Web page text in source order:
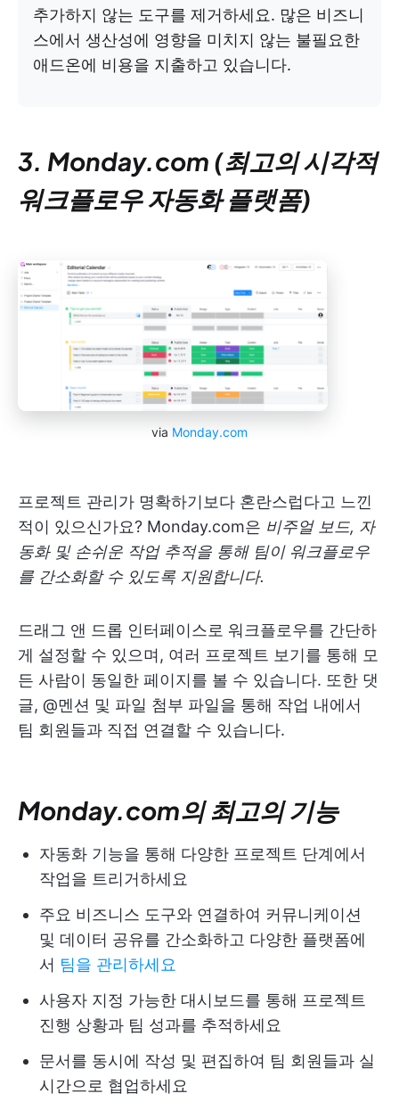
추가하지 않는 도구를 제거하세요. 많은 비즈니
스에서 생산성에 영향을 미치지 않는 불필요한
애드온에 비용을 지출하고 있습니다.
3. Monday.com (최고의 시각적
워크플로우 자동화 플랫폼)
via Monday.com
프로젝트 관리가 명확하기보다 혼란스럽다고 느낀
적이 있으신가요? Monday.com은 비주얼 보드, 자
동화 및 손쉬운 작업 추적을 통해 팀이 워크플로우
를 간소화할 수 있도록 지원합니다.
드래그 앤 드롭 인터페이스로 워크플로우를 간단하
게 설정할 수 있으며, 여러 프로젝트 보기를 통해 모
든 사람이 동일한 페이지를 볼 수 있습니다. 또한 댓
글, @멘션 및 파일 첨부 파일을 통해 작업 내에서
팀 회원들과 직접 연결할 수 있습니다.
Monday.com의 최고의 기능
자동화 기능을 통해 다양한 프로젝트 단계에서
작업을 트리거하세요
주요 비즈니스 도구와 연결하여 커뮤니케이션
및 데이터 공유를 간소화하고 다양한 플랫폼에
서 팀을 관리하세요
사용자 지정 가능한 대시보드를 통해 프로젝트
진행 상황과 팀 성과를 추적하세요
문서를 동시에 작성 및 편집하여 팀 회원들과 실
시간으로 협업하세요